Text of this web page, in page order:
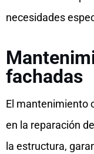
necesidades
fachadas
El mantenimiento
en la reparación
la estructura,